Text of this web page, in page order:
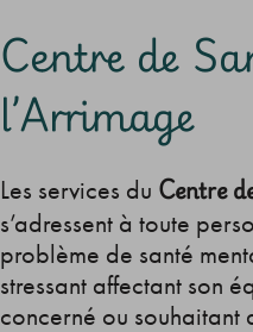
Centre de
l’Arrimage
Les services du Centre
s’adressent à toute
problème de santé
stressant affectant son
concerné ou souhaitant